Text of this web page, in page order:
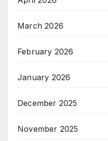
March 2026
February 2026
January 2026
December 2025
November 2025